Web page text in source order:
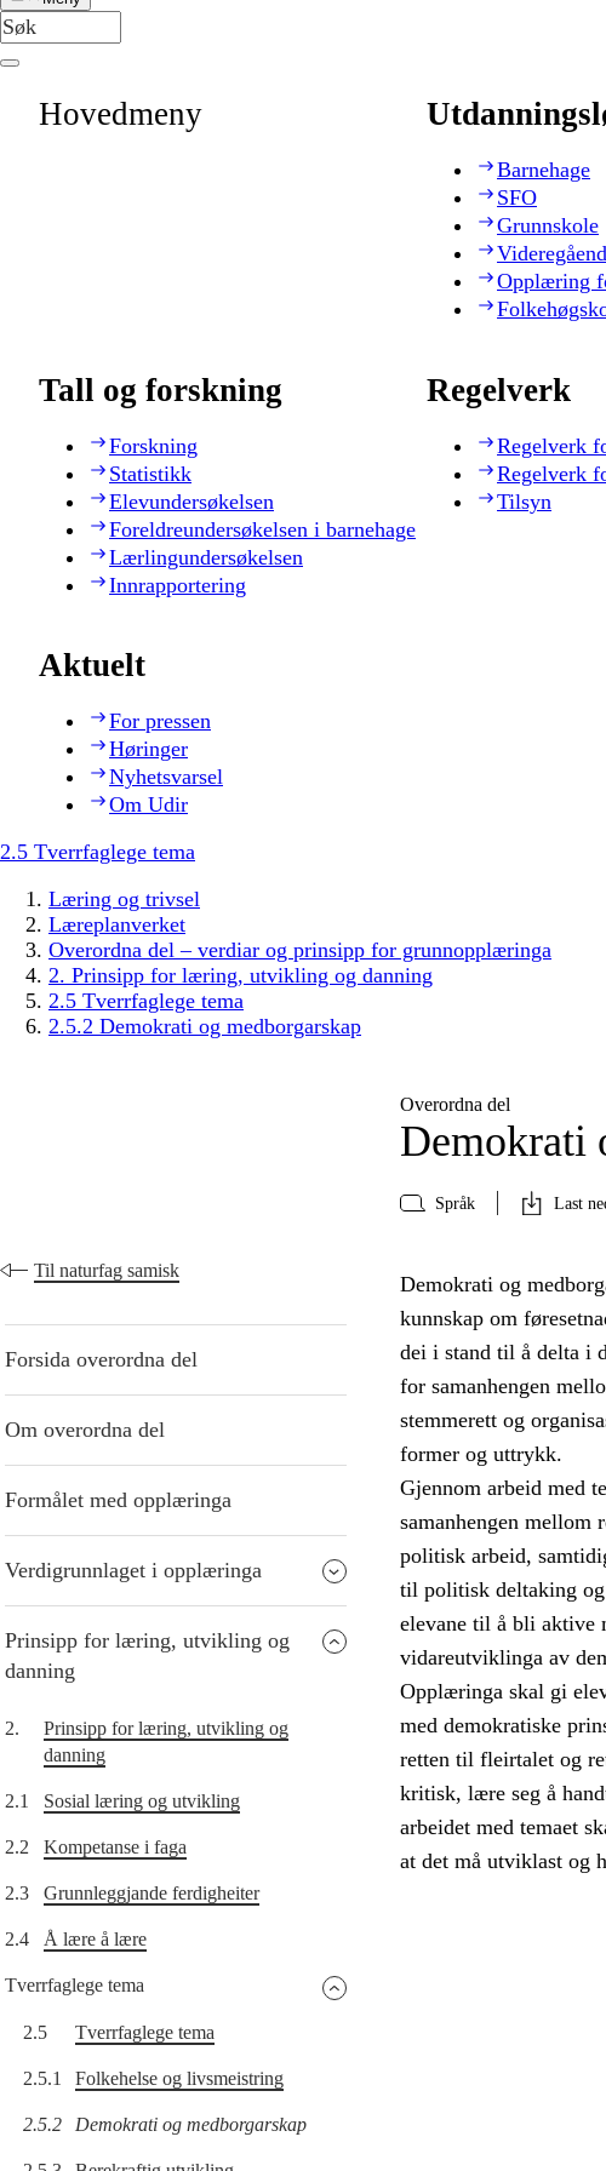
Hovedmeny
Barnehage
SFO
Grunnskole
Opplæring
Tall og forskning
Forskning
Statistikk
Elevundersøkelsen
Foreldreundersøkelsen i barnehage
Lærlingundersøkelsen
Innrapportering
Regelverk
Regelverk
Regelverk
Tilsyn
Aktuelt
For pressen
Høringer
Nyhetsvarsel
Om Udir
2.5 Tverrfaglege tema
Læring og trivsel
Læreplanverket
Overordna del – verdiar og prinsipp for grunnopplæringa
2. Prinsipp for læring, utvikling og danning
2.5 Tverrfaglege tema
2.5.2 Demokrati og medborgarskap
Overordna del
Demokrati
Språk Last
Til naturfag samisk
Forsida overordna del
Om overordna del
Formålet med opplæringa
Verdigrunnlaget i opplæringa
Prinsipp for læring, utvikling og
danning
2.
Prinsipp for læring, utvikling og
danning
2.1 Sosial læring og utvikling
2.2 Kompetanse i faga
2.3 Grunnleggjande ferdigheiter
2.4 Å lære å lære
Tverrfaglege tema
2.5 Tverrfaglege tema
2.5.1 Folkehelse og livsmeistring
2.5.2 Demokrati og medborgarskap
Demokrati og
kunnskap om
dei i stand til å delta i
for samanhengen
stemmerett og
former og uttrykk.
Gjennom arbeid med
samanhengen
politisk arbeid,
til politisk deltaking
elevane til å bli aktive
vidareutviklinga av
Opplæringa skal gi
med demokratiske
retten til fleirtalet og
kritisk, lære seg å
arbeidet med temaet
at det må utviklast og